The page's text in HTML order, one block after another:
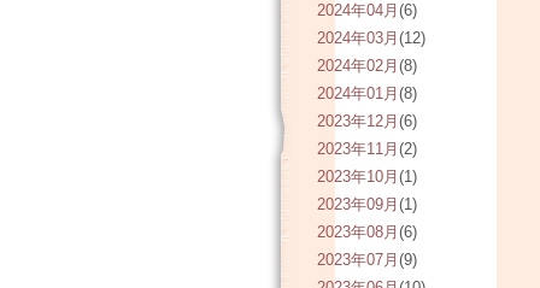
2024年04月 (6)
2024年03月 (12)
2024年02月 (8)
2024年01月 (8)
2023年12月 (6)
2023年11月 (2)
2023年10月 (1)
2023年09月 (1)
2023年08月 (6)
2023年07月 (9)